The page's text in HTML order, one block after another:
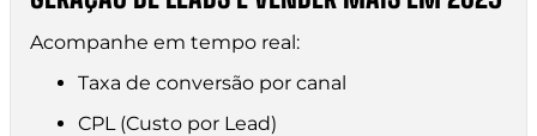
Acompanhe em tempo real:
Taxa de conversão por canal
CPL (Custo por Lead)